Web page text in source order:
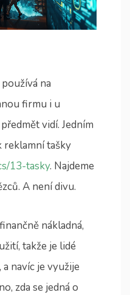
na
firmu i u
vidí. Jedním
reklamní tašky
13-tasky. Najdeme
A není divu.
nákladná,
takže je lidé
navíc je využije
zda se jedná o